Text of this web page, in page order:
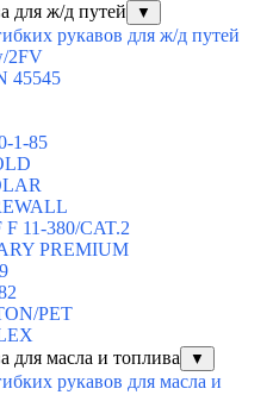
для ж/д путей
▼
рукавов для ж/д путей
2FV
45545
1-85
11-380/CAT.2
PREMIUM
PET
для масла и топлива
▼
рукавов для масла и